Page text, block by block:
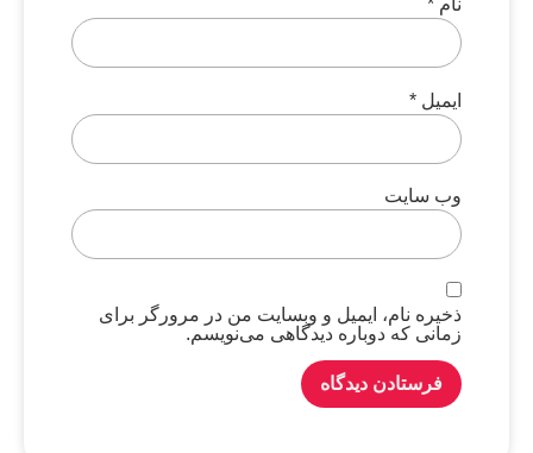
نام *
ایمیل *
وب‌ سایت
ذخیره نام، ایمیل و وبسایت من در مرورگر برای
زمانی که دوباره دیدگاهی می‌نویسم.